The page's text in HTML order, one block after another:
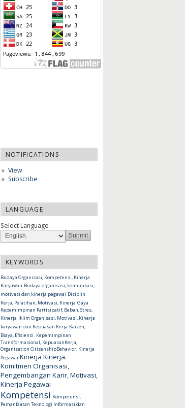
NOTIFICATIONS
View
Subscribe
LANGUAGE
Select Language
KEYWORDS
Budaya Organisasi, Kompetensi, Kinerja
Karyawan Budaya organisasi, komunikasi,
motivasi dan kinerja pegawai Disiplin
Kerja, Pelatihan, Motivasi, Kinerja Gaya
Kepemimpinan Partisipatif, Beban, Stres,
Kinerja Iklim Organisasi, Motivasi, Kinerja
karyawan dan Kepuasan Kerja Kaizen,
Biaya, Efisiensi. Kepemimpinan
Transformasional, KepuasanKerja,
Organization CitizenshipBehavior, Kinerja
Pegawai Kinerja Kinerja.
Komitmen Organisasi,
Pengembangan Karir, Motivasi,
Kinerja Pegawai
Kompetensi Kompetensi,
Pemanfaatan Teknologi Informasi dan